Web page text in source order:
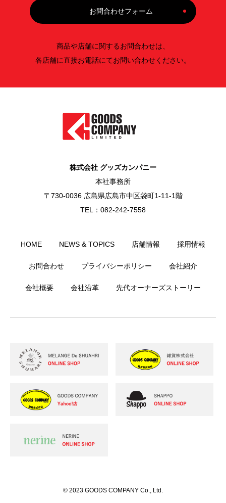
お問合わせフォーム
商品や店舗に関するお問合わせは、
各店舗に直接お電話にてお問い合わせください。
株式会社 グッズカンパニー
本社事務所
〒730-0036 広島県広島市中区袋町1-11-1階
TEL：082-242-7558
HOME NEWS & TOPICS 店舗情報 採用情報
お問合わせ プライバシーポリシー 会社紹介
会社概要 会社沿革 先代オーナーズストーリー
© 2023 GOODS COMPANY Co., Ltd.